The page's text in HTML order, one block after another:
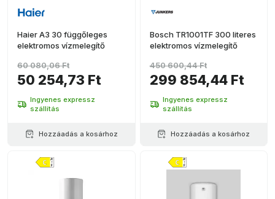
Haier A3 30 függőleges
elektromos vízmelegítő
50 254,73 Ft
60 080,06 Ft
Ingyenes expressz
szállítás
Hozzáadás a kosárhoz
Bosch TR1001TF 300 literes
elektromos vízmelegítő
299 854,44 Ft
450 600,44 Ft
Ingyenes expressz
szállítás
Hozzáadás a kosárhoz